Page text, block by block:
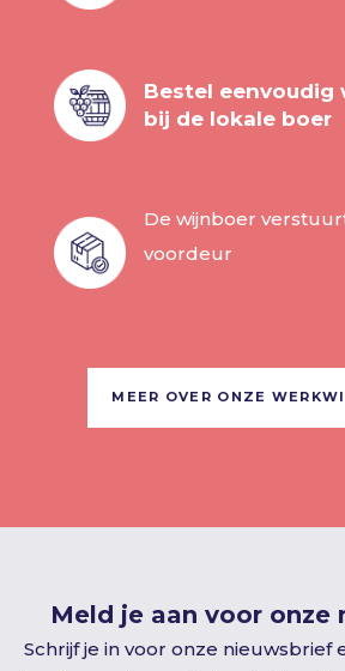
Bestel eenvoudig
bij de lokale boer
De wijnboer
voordeur
MEER OVER ONZE
Meld je aan voor onze
Schrijf je in voor onze nieuwsbrief